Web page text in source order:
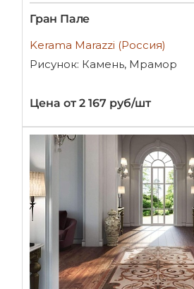
Гран Пале
Kerama Marazzi (Россия)
Рисунок: Камень, Мрамор
Цена от 2 167 руб/шт